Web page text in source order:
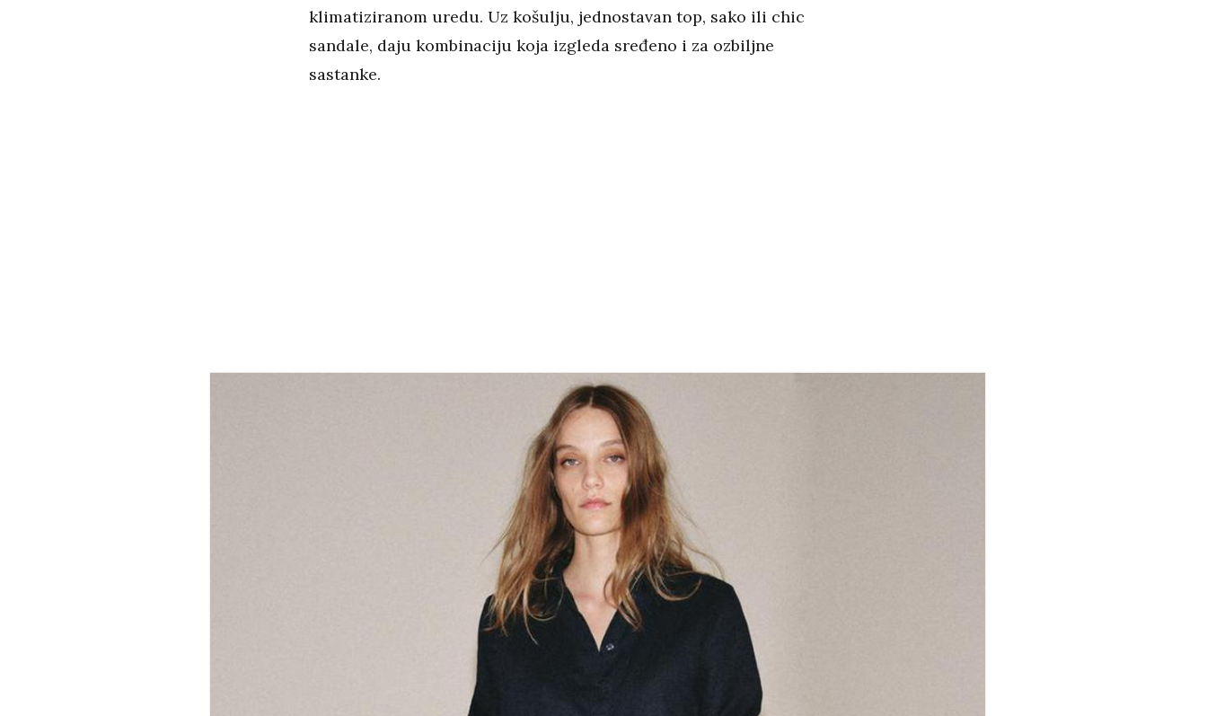
klimatiziranom uredu. Uz košulju, jednostavan top, sako ili chic
sandale, daju kombinaciju koja izgleda sređeno i za ozbiljne
sastanke.